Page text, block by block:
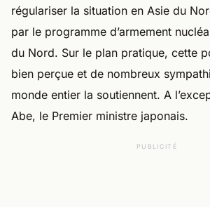
régulariser la situation en Asie du
par le programme d’armement
du Nord. Sur le plan pratique, cette
bien perçue et de nombreux
monde entier la soutiennent. A
Abe, le Premier ministre japonais.
PUBLICITÉ